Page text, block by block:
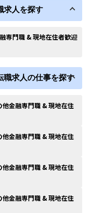
求人を探す
専門職 & 現地在住者歓迎
職求人の仕事を探す
金融専門職 & 現地在住
金融専門職 & 現地在住
金融専門職 & 現地在住
金融専門職 & 現地在住